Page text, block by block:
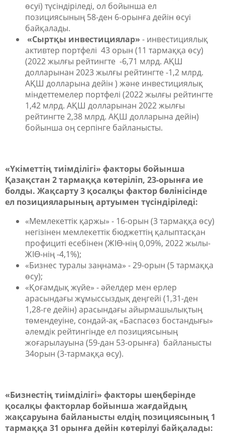
өсуі) түсіндіріледі, ол бойынша ел
позициясының 58-ден 6-орынға дейін өсуі
байқалады.
«Сыртқы инвестициялар» - инвестициялық
активтер портфелі 43 орын (11 тармаққа өсу)
(2022 жылғы рейтингте -6,71 млрд. АҚШ
долларынан 2023 жылғы рейтингте -1,2 млрд.
АҚШ долларына дейін ) және инвестициялық
міндеттемелер портфелі (2022 жылғы рейтингте
1,42 млрд. АҚШ долларынан 2022 жылғы
рейтингте 2,38 млрд. АҚШ долларына дейін)
бойынша оң серпінге байланысты.
«Үкіметтің тиімділігі» факторы бойынша
Қазақстан 2 тармаққа көтеріліп, 23-орынға ие
болды. Жақсарту 3 қосалқы фактор бөлінісінде
ел позицияларының артуымен түсіндіріледі:
«Мемлекеттік қаржы» - 16-орын (3 тармаққа өсу)
негізінен мемлекеттік бюджеттің қалыптасқан
профициті есебінен (ЖІӨ-нің 0,09%, 2022 жылы-
ЖІӨ-нің -4,1%);
«Бизнес туралы заңнама» - 29-орын (5 тармаққа
өсу);
«Қоғамдық жүйе» - әйелдер мен ерлер
арасындағы жұмыссыздық деңгейі (1,31-ден
1,28-ге дейін) арасындағы айырмашылықтың
төмендеуіне, сондай-ақ «Баспасөз бостандығы»
әлемдік рейтингінде ел позициясының
жоғарылауына (59-дан 53-орынға) байланысты
34орын (3-тармаққа өсу).
«Бизнестің тиімділігі» факторы шеңберінде
қосалқы факторлар бойынша жағдайдың
жақсаруына байланысты елдің позициясының 1
тармаққа 31 орынға дейін көтерілуі байқалады: